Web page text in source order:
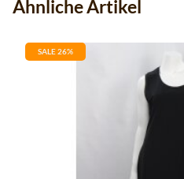
Ähnliche Artikel
SALE 26%